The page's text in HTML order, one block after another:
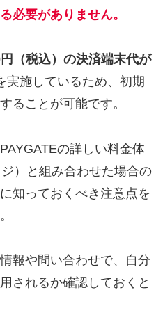
必要がありません。
（税込）の決済端末代が
実施しているため、初期
ることが可能です。
の詳しい料金体
）と組み合わせた場合の
知っておくべき注意点を
報や問い合わせで、自分
されるか確認しておくと